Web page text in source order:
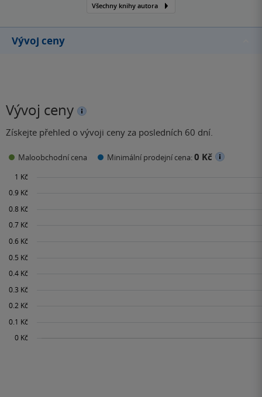
Všechny knihy autora
Vývoj ceny
Vývoj ceny
Získejte přehled o vývoji ceny za posledních 60 dní.
Maloobchodní cena Minimální prodejní cena:0 Kč